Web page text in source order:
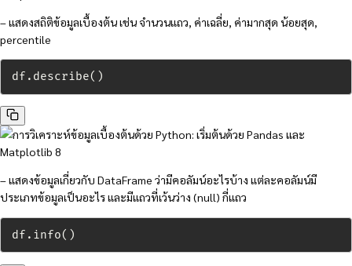
– แสดงสถิติข้อมูลเบื้องต้น เช่น จำนวนแถว, ค่าเฉลี่ย, ค่ามากสุด น้อยสุด,
percentile
df.describe()
– แสดงข้อมูลเกี่ยวกับ DataFrame ว่ามีคอลัมน์อะไรบ้าง แต่ละคอลัมน์มี
ประเภทข้อมูลเป็นอะไร และมีแถวที่เว้นว่าง (null) กี่แถว
df.info()